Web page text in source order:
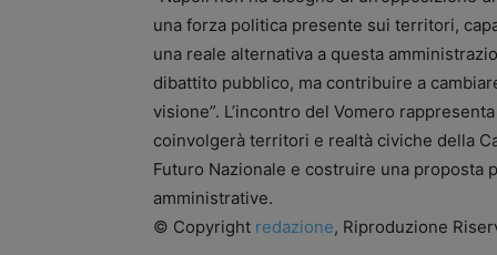
una forza politica presente sui territori,
una reale alternativa a questa
dibattito pubblico, ma contribuire a
visione”. L’incontro del Vomero
coinvolgerà territori e realtà civiche della
Futuro Nazionale e costruire una
amministrative.
© Copyright redazione, Riproduzione